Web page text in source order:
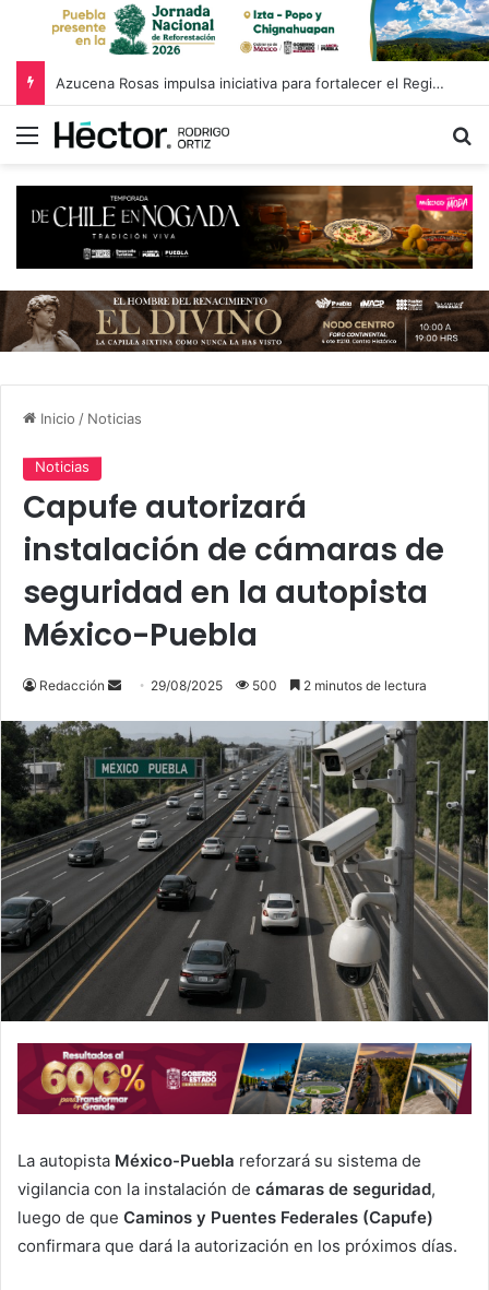
Azucena Rosas impulsa iniciativa para fortalecer el Registro Estatal de Opciones para Educación Superior
Menú
Inicio / Noticias
Noticias
Capufe autorizará
instalación de cámaras de
seguridad en la autopista
México-Puebla
Redacción
Send
email
29/08/2025 500 2 minutos de lectura
La autopista México-Puebla reforzará su sistema de
vigilancia con la instalación de cámaras de seguridad,
luego de que Caminos y Puentes Federales (Capufe)
confirmara que dará la autorización en los próximos días.